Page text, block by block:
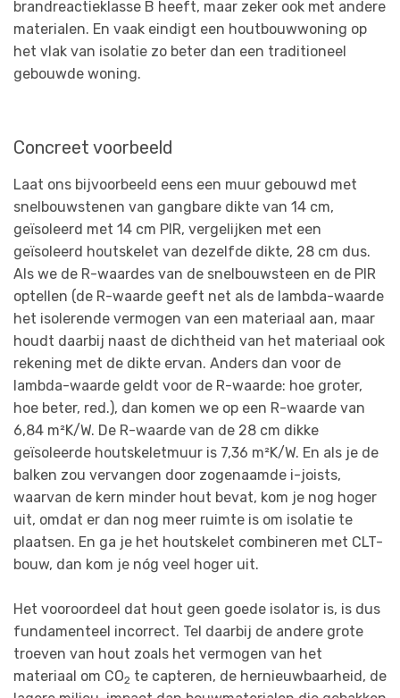
brandreactieklasse B heeft, maar zeker ook met andere
materialen. En vaak eindigt een houtbouwwoning op
het vlak van isolatie zo beter dan een traditioneel
gebouwde woning.
Concreet voorbeeld
Laat ons bijvoorbeeld eens een muur gebouwd met
snelbouwstenen van gangbare dikte van 14 cm,
geïsoleerd met 14 cm PIR, vergelijken met een
geïsoleerd houtskelet van dezelfde dikte, 28 cm dus.
Als we de R-waardes van de snelbouwsteen en de PIR
optellen (de R-waarde geeft net als de lambda-waarde
het isolerende vermogen van een materiaal aan, maar
houdt daarbij naast de dichtheid van het materiaal ook
rekening met de dikte ervan. Anders dan voor de
lambda-waarde geldt voor de R-waarde: hoe groter,
hoe beter, red.), dan komen we op een R-waarde van
6,84 m²K/W. De R-waarde van de 28 cm dikke
geïsoleerde houtskeletmuur is 7,36 m²K/W. En als je de
balken zou vervangen door zogenaamde i-joists,
waarvan de kern minder hout bevat, kom je nog hoger
uit, omdat er dan nog meer ruimte is om isolatie te
plaatsen. En ga je het houtskelet combineren met CLT-
bouw, dan kom je nóg veel hoger uit.
Het vooroordeel dat hout geen goede isolator is, is dus
fundamenteel incorrect. Tel daarbij de andere grote
troeven van hout zoals het vermogen van het
materiaal om CO2 te capteren, de hernieuwbaarheid, de